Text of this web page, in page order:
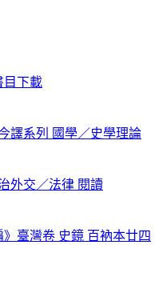
目下載
譯系列 國學／史學理論
外交／法律 閱讀
》臺灣卷 史鏡 百衲本廿四